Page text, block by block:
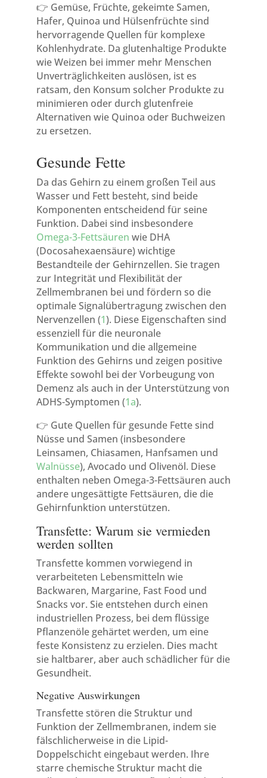
👉 Gemüse, Früchte, gekeimte Samen,
Hafer, Quinoa und Hülsenfrüchte sind
hervorragende Quellen für komplexe
Kohlenhydrate. Da glutenhaltige Produkte
wie Weizen bei immer mehr Menschen
Unverträglichkeiten auslösen, ist es
ratsam, den Konsum solcher Produkte zu
minimieren oder durch glutenfreie
Alternativen wie Quinoa oder Buchweizen
zu ersetzen.
Gesunde Fette
Da das Gehirn zu einem großen Teil aus
Wasser und Fett besteht, sind beide
Komponenten entscheidend für seine
Funktion. Dabei sind insbesondere
Omega-3-Fettsäuren wie DHA
(Docosahexaensäure) wichtige
Bestandteile der Gehirnzellen. Sie tragen
zur Integrität und Flexibilität der
Zellmembranen bei und fördern so die
optimale Signalübertragung zwischen den
Nervenzellen (1). Diese Eigenschaften sind
essenziell für die neuronale
Kommunikation und die allgemeine
Funktion des Gehirns und zeigen positive
Effekte sowohl bei der Vorbeugung von
Demenz als auch in der Unterstützung von
ADHS-Symptomen (1a).
👉 Gute Quellen für gesunde Fette sind
Nüsse und Samen (insbesondere
Leinsamen, Chiasamen, Hanfsamen und
Walnüsse), Avocado und Olivenöl. Diese
enthalten neben Omega-3-Fettsäuren auch
andere ungesättigte Fettsäuren, die die
Gehirnfunktion unterstützen.
Transfette: Warum sie vermieden
werden sollten
Transfette kommen vorwiegend in
verarbeiteten Lebensmitteln wie
Backwaren, Margarine, Fast Food und
Snacks vor. Sie entstehen durch einen
industriellen Prozess, bei dem flüssige
Pflanzenöle gehärtet werden, um eine
feste Konsistenz zu erzielen. Dies macht
sie haltbarer, aber auch schädlicher für die
Gesundheit.
Negative Auswirkungen
Transfette stören die Struktur und
Funktion der Zellmembranen, indem sie
fälschlicherweise in die Lipid-
Doppelschicht eingebaut werden. Ihre
starre chemische Struktur macht die